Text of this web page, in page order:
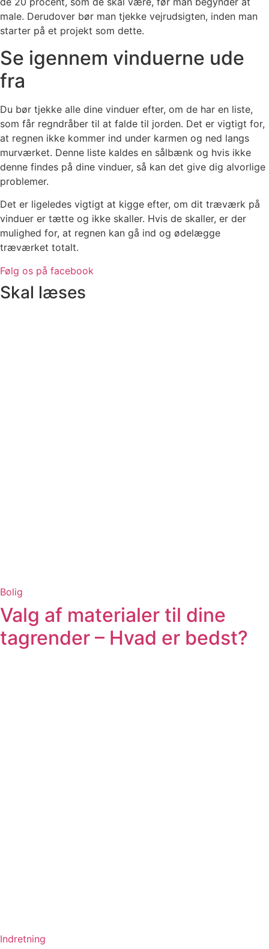
male. Derudover bør man tjekke vejrudsigten, inden man
starter på et projekt som dette.
Se igennem vinduerne ude
fra
Du bør tjekke alle dine vinduer efter, om de har en liste,
som får regndråber til at falde til jorden. Det er vigtigt for,
at regnen ikke kommer ind under karmen og ned langs
murværket. Denne liste kaldes en sålbænk og hvis ikke
denne findes på dine vinduer, så kan det give dig alvorlige
problemer.
Det er ligeledes vigtigt at kigge efter, om dit træværk på
vinduer er tætte og ikke skaller. Hvis de skaller, er der
mulighed for, at regnen kan gå ind og ødelægge
træværket totalt.
Følg os på facebook
Skal læses
Bolig
Valg af materialer til dine
tagrender – Hvad er bedst?
Indretning